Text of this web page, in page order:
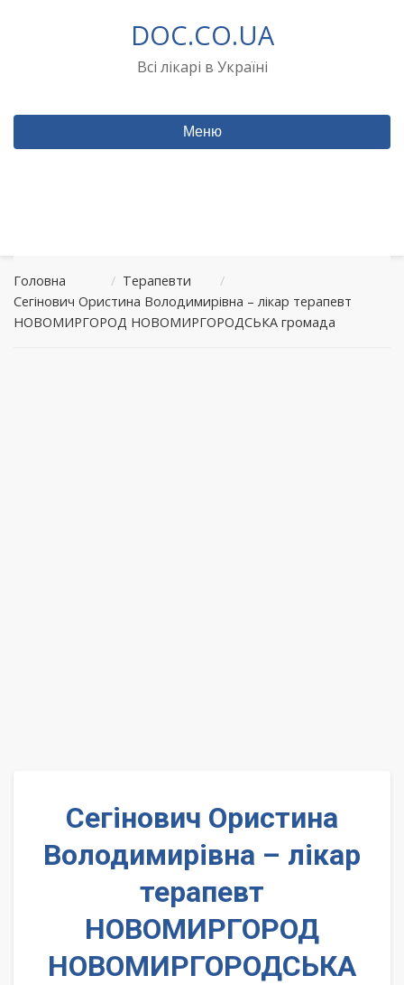
DOC.CO.UA
Всі лікарі в Україні
Меню
Головна / Терапевти
/
Сегінович Ористина Володимирівна – лікар терапевт
НОВОМИРГОРОД НОВОМИРГОРОДСЬКА громада
Сегінович Ористина
Володимирівна – лікар
терапевт
НОВОМИРГОРОД
НОВОМИРГОРОДСЬКА